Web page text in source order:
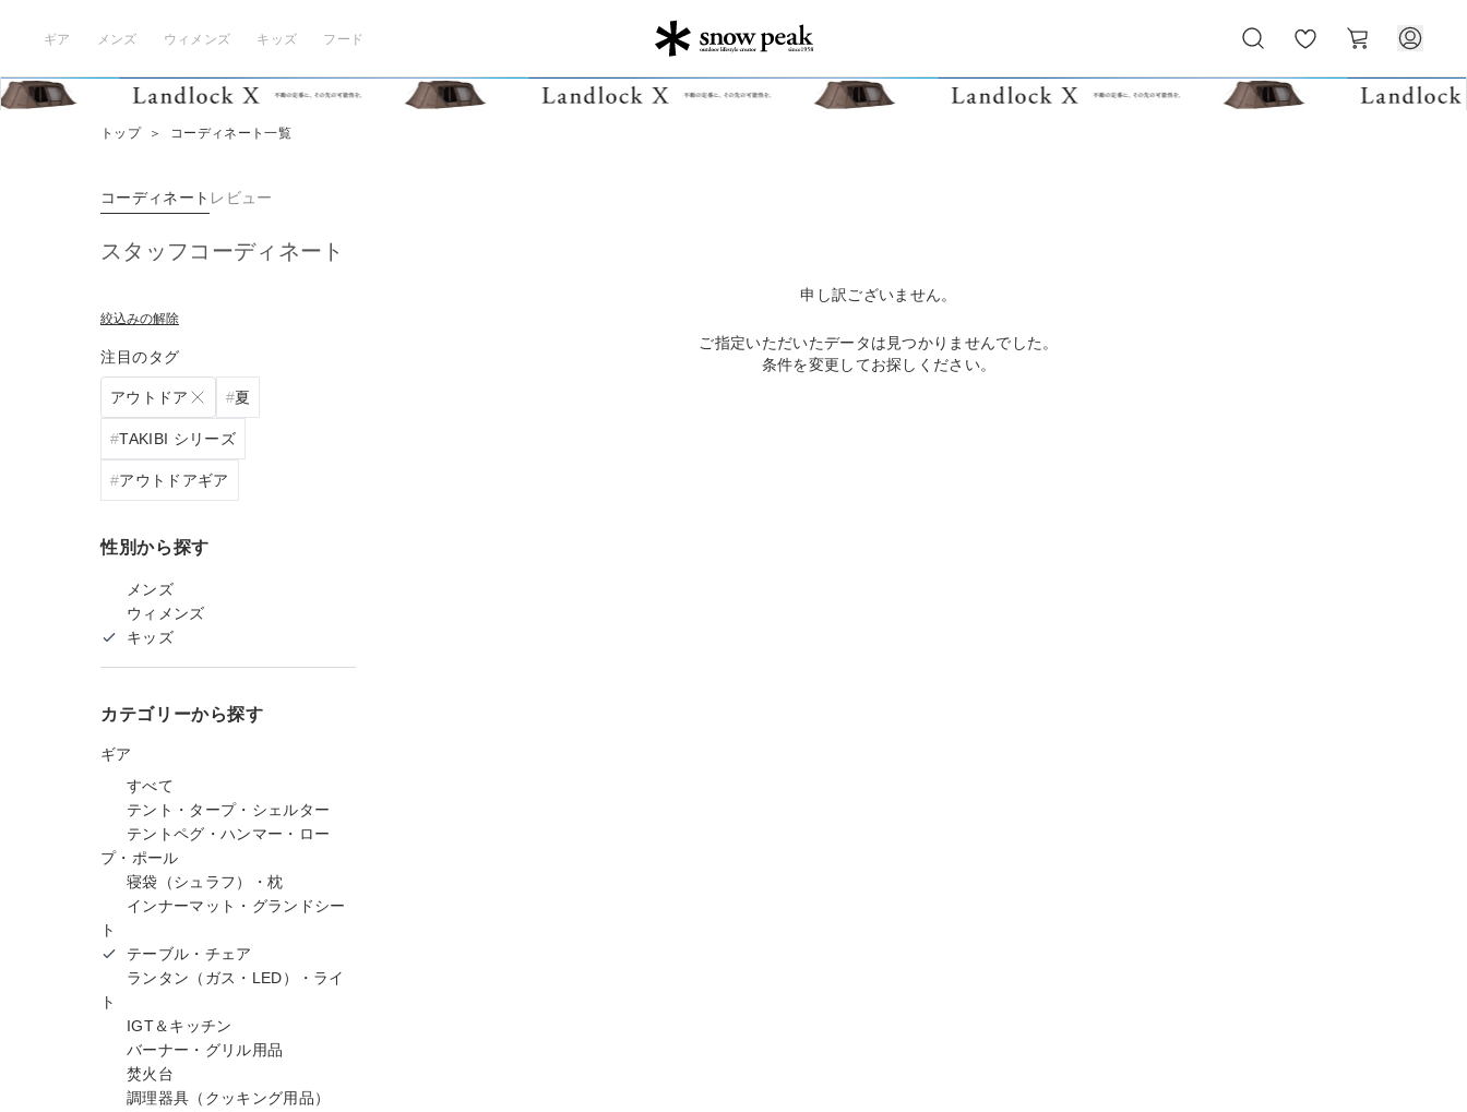
ギア メンズ ウィメンズ キッズ フード
気
に
ー
ト
トップ ＞ コーディネート一覧
コーディネート レビュー
スタッフコーディネート
絞込みの解除
注目のタグ
アウトドア 夏
TAKIBI シリーズ
アウトドアギア
性別から探す
メンズ
ウィメンズ
キッズ
カテゴリーから探す
ギア
すべて
テント・タープ・シェルター
テントペグ・ハンマー・ロー
プ・ポール
寝袋（シュラフ）・枕
インナーマット・グランドシー
ト
テーブル・チェア
ランタン（ガス・LED）・ライ
ト
IGT＆キッチン
バーナー・グリル用品
焚火台
調理器具（クッキング用品）
申し訳ございません。
ご指定いただいたデータは見つかりませんでした。
条件を変更してお探しください。